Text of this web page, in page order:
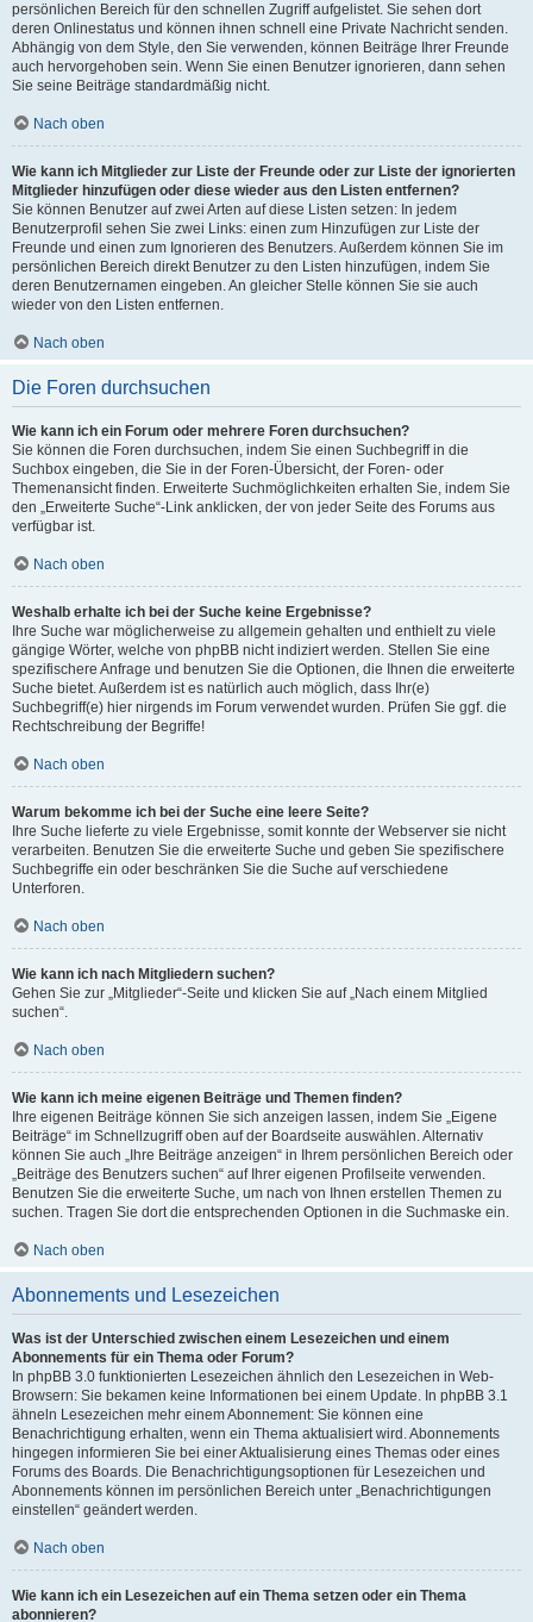
persönlichen Bereich für den schnellen Zugriff aufgelistet. Sie sehen dort
deren Onlinestatus und können ihnen schnell eine Private Nachricht senden.
Abhängig von dem Style, den Sie verwenden, können Beiträge Ihrer Freunde
auch hervorgehoben sein. Wenn Sie einen Benutzer ignorieren, dann sehen
Sie seine Beiträge standardmäßig nicht.
Nach oben
Wie kann ich Mitglieder zur Liste der Freunde oder zur Liste der ignorierten
Mitglieder hinzufügen oder diese wieder aus den Listen entfernen?
Sie können Benutzer auf zwei Arten auf diese Listen setzen: In jedem
Benutzerprofil sehen Sie zwei Links: einen zum Hinzufügen zur Liste der
Freunde und einen zum Ignorieren des Benutzers. Außerdem können Sie im
persönlichen Bereich direkt Benutzer zu den Listen hinzufügen, indem Sie
deren Benutzernamen eingeben. An gleicher Stelle können Sie sie auch
wieder von den Listen entfernen.
Nach oben
Die Foren durchsuchen
Wie kann ich ein Forum oder mehrere Foren durchsuchen?
Sie können die Foren durchsuchen, indem Sie einen Suchbegriff in die
Suchbox eingeben, die Sie in der Foren-Übersicht, der Foren- oder
Themenansicht finden. Erweiterte Suchmöglichkeiten erhalten Sie, indem Sie
den „Erweiterte Suche“-Link anklicken, der von jeder Seite des Forums aus
verfügbar ist.
Nach oben
Weshalb erhalte ich bei der Suche keine Ergebnisse?
Ihre Suche war möglicherweise zu allgemein gehalten und enthielt zu viele
gängige Wörter, welche von phpBB nicht indiziert werden. Stellen Sie eine
spezifischere Anfrage und benutzen Sie die Optionen, die Ihnen die erweiterte
Suche bietet. Außerdem ist es natürlich auch möglich, dass Ihr(e)
Suchbegriff(e) hier nirgends im Forum verwendet wurden. Prüfen Sie ggf. die
Rechtschreibung der Begriffe!
Nach oben
Warum bekomme ich bei der Suche eine leere Seite?
Ihre Suche lieferte zu viele Ergebnisse, somit konnte der Webserver sie nicht
verarbeiten. Benutzen Sie die erweiterte Suche und geben Sie spezifischere
Suchbegriffe ein oder beschränken Sie die Suche auf verschiedene
Unterforen.
Nach oben
Wie kann ich nach Mitgliedern suchen?
Gehen Sie zur „Mitglieder“-Seite und klicken Sie auf „Nach einem Mitglied
suchen“.
Nach oben
Wie kann ich meine eigenen Beiträge und Themen finden?
Ihre eigenen Beiträge können Sie sich anzeigen lassen, indem Sie „Eigene
Beiträge“ im Schnellzugriff oben auf der Boardseite auswählen. Alternativ
können Sie auch „Ihre Beiträge anzeigen“ in Ihrem persönlichen Bereich oder
„Beiträge des Benutzers suchen“ auf Ihrer eigenen Profilseite verwenden.
Benutzen Sie die erweiterte Suche, um nach von Ihnen erstellen Themen zu
suchen. Tragen Sie dort die entsprechenden Optionen in die Suchmaske ein.
Nach oben
Abonnements und Lesezeichen
Was ist der Unterschied zwischen einem Lesezeichen und einem
Abonnements für ein Thema oder Forum?
In phpBB 3.0 funktionierten Lesezeichen ähnlich den Lesezeichen in Web-
Browsern: Sie bekamen keine Informationen bei einem Update. In phpBB 3.1
ähneln Lesezeichen mehr einem Abonnement: Sie können eine
Benachrichtigung erhalten, wenn ein Thema aktualisiert wird. Abonnements
hingegen informieren Sie bei einer Aktualisierung eines Themas oder eines
Forums des Boards. Die Benachrichtigungsoptionen für Lesezeichen und
Abonnements können im persönlichen Bereich unter „Benachrichtigungen
einstellen“ geändert werden.
Nach oben
Wie kann ich ein Lesezeichen auf ein Thema setzen oder ein Thema
abonnieren?